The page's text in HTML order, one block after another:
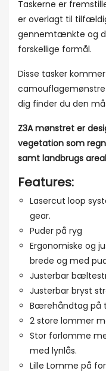
Taskerne er
er overlagt til
gennemtænkte og
forskellige formål.
Disse tasker
dig finder du den
Z3A mønstret er
vegetation som
samt landbrugs
Features:
Lasercut loop
gear.
Puder på ryg
Ergonomiske og
brede og med
Justerbar
Justerbar bryst
Bærehåndtag på
2 store lommer
Stor forlomme
med lynlås.
Lille Lomme på